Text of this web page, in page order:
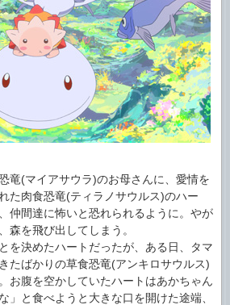
竜(マイアサウラ)のお母さんに、愛情を
た肉食恐竜(ティラノサウルス)のハー
仲間達に怖いと恐れられるように。やが
森を飛び出してしまう。
を決めたハートだったが、ある日、タマ
たばかりの草食恐竜(アンキロサウルス)
お腹を空かしていたハートはあかちゃん
」と食べようと大きな口を開けた途端、